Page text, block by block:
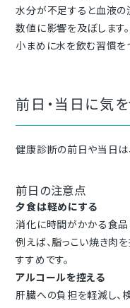
水分が不足すると血液の
数値に影響を及ぼします。
小まめに水を飲む習慣を
前日・当日に気
健康診断の前日や当日は
前日の注意点
夕食は軽めにする
消化に時間がかかる食品
例えば、脂っこい焼き肉
すすめです。
アルコールを控える
肝臓への負担を軽減し、